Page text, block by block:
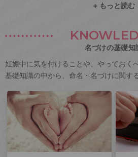
+ もっと読む
名づけの基礎知
妊娠中に気を付けることや、やっておく
基礎知識の中から、命名・名づけに関す